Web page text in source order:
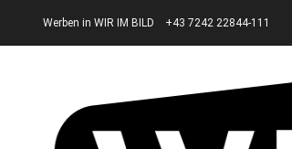
Werben in WIR IM BILD +43 7242 22844-111